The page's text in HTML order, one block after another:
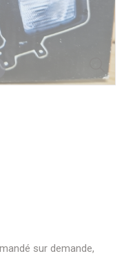
sur demande,